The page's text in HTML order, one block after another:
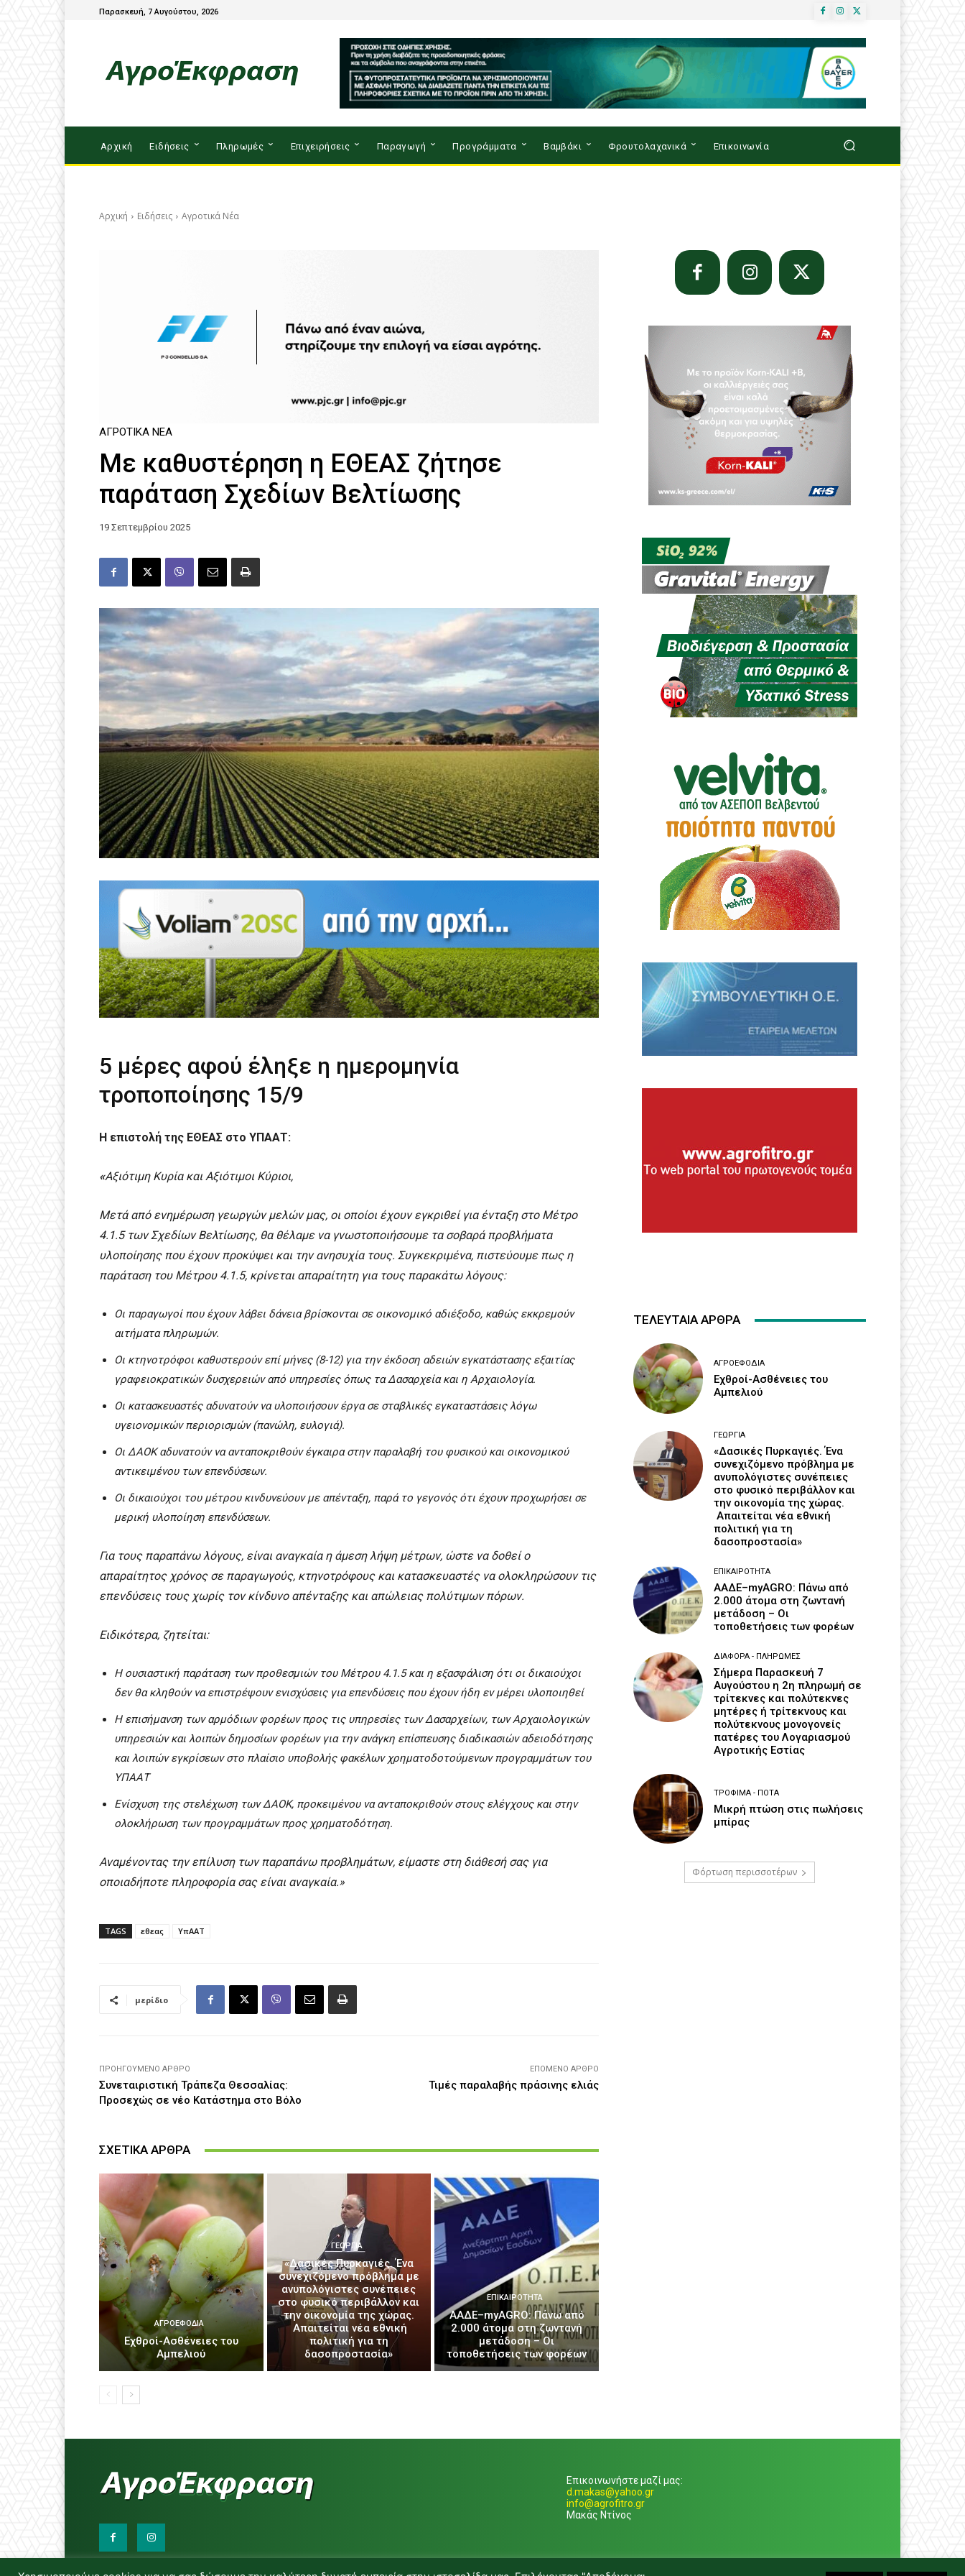
Παρασκευή, 7 Αυγούστου, 2026
Αρχική Ειδήσεις Πληρωμές Επιχειρήσεις Παραγωγή Προγράμματα Βαμβάκι Φρουτολαχανικά Επικοινωνία
Αρχική Ειδήσεις Αγροτικά Νέα
ΑΓΡΟΤΙΚΆ ΝΈΑ
Με καθυστέρηση η ΕΘΕΑΣ ζήτησε
παράταση Σχεδίων Βελτίωσης
19 Σεπτεμβρίου 2025
5 μέρες αφού έληξε η ημερομηνία
τροποποίησης 15/9
Η επιστολή της ΕΘΕΑΣ στο ΥΠΑΑΤ:
«Αξιότιμη Κυρία και Αξιότιμοι Κύριοι,
Μετά από ενημέρωση γεωργών μελών μας, οι οποίοι έχουν εγκριθεί για ένταξη στο Μέτρο
4.1.5 των Σχεδίων Βελτίωσης, θα θέλαμε να γνωστοποιήσουμε τα σοβαρά προβλήματα
υλοποίησης που έχουν προκύψει και την ανησυχία τους. Συγκεκριμένα, πιστεύουμε πως η
παράταση του Μέτρου 4.1.5, κρίνεται απαραίτητη για τους παρακάτω λόγους:
Οι παραγωγοί που έχουν λάβει δάνεια βρίσκονται σε οικονομικό αδιέξοδο, καθώς εκκρεμούν
αιτήματα πληρωμών.
Οι κτηνοτρόφοι καθυστερούν επί μήνες (8-12) για την έκδοση αδειών εγκατάστασης εξαιτίας
γραφειοκρατικών δυσχερειών από υπηρεσίες όπως τα Δασαρχεία και η Αρχαιολογία.
Οι κατασκευαστές αδυνατούν να υλοποιήσουν έργα σε σταβλικές εγκαταστάσεις λόγω
υγειονομικών περιορισμών (πανώλη, ευλογιά).
Οι ΔΑΟΚ αδυνατούν να ανταποκριθούν έγκαιρα στην παραλαβή του φυσικού και οικονομικού
αντικειμένου των επενδύσεων.
Οι δικαιούχοι του μέτρου κινδυνεύουν με απένταξη, παρά το γεγονός ότι έχουν προχωρήσει σε
μερική υλοποίηση επενδύσεων.
Για τους παραπάνω λόγους, είναι αναγκαία η άμεση λήψη μέτρων, ώστε να δοθεί ο
απαραίτητος χρόνος σε παραγωγούς, κτηνοτρόφους και κατασκευαστές να ολοκληρώσουν τις
επενδύσεις τους χωρίς τον κίνδυνο απένταξης και απώλειας πολύτιμων πόρων.
Ειδικότερα, ζητείται:
Η ουσιαστική παράταση των προθεσμιών του Μέτρου 4.1.5 και η εξασφάλιση ότι οι δικαιούχοι
δεν θα κληθούν να επιστρέψουν ενισχύσεις για επενδύσεις που έχουν ήδη εν μέρει υλοποιηθεί
Η επισήμανση των αρμόδιων φορέων προς τις υπηρεσίες των Δασαρχείων, των Αρχαιολογικών
υπηρεσιών και λοιπών δημοσίων φορέων για την ανάγκη επίσπευσης διαδικασιών αδειοδότησης
και λοιπών εγκρίσεων στο πλαίσιο υποβολής φακέλων χρηματοδοτούμενων προγραμμάτων του
ΥΠΑΑΤ
Ενίσχυση της στελέχωση των ΔΑΟΚ, προκειμένου να ανταποκριθούν στους ελέγχους και στην
ολοκλήρωση των προγραμμάτων προς χρηματοδότηση.
Αναμένοντας την επίλυση των παραπάνω προβλημάτων, είμαστε στη διάθεσή σας για
οποιαδήποτε πληροφορία σας είναι αναγκαία.»
TAGS εθεας ΥπΑΑΤ
μερίδιο
ΠΡΟΗΓΟΎΜΕΝΟ ΆΡΘΡΟ
Συνεταιριστική Τράπεζα Θεσσαλίας:
Προσεχώς σε νέο Κατάστημα στο Βόλο
ΕΠΌΜΕΝΟ ΆΡΘΡΟ
Τιμές παραλαβής πράσινης ελιάς
ΣΧΕΤΙΚΑ ΑΡΘΡΑ
ΑΓΡΟΕΦΌΔΙΑ
Εχθροί-Ασθένειες του
Αμπελιού
ΓΕΩΡΓΊΑ
«Δασικές Πυρκαγιές. Ένα
συνεχιζόμενο πρόβλημα με
ανυπολόγιστες συνέπειες
στο φυσικό περιβάλλον και
την οικονομία της χώρας.
Απαιτείται νέα εθνική
πολιτική για τη
δασοπροστασία»
ΕΠΙΚΑΙΡΌΤΗΤΑ
ΑΑΔΕ–myAGRO: Πάνω από
2.000 άτομα στη ζωντανή
μετάδοση – Οι
τοποθετήσεις των φορέων
ΤΕΛΕΥΤΑΙΑ ΑΡΘΡΑ
ΑΓΡΟΕΦΌΔΙΑ
Εχθροί-Ασθένειες του
Αμπελιού
ΓΕΩΡΓΊΑ
«Δασικές Πυρκαγιές. Ένα
συνεχιζόμενο πρόβλημα με
ανυπολόγιστες συνέπειες
στο φυσικό περιβάλλον και
την οικονομία της χώρας.
Απαιτείται νέα εθνική
πολιτική για τη
δασοπροστασία»
ΕΠΙΚΑΙΡΌΤΗΤΑ
ΑΑΔΕ–myAGRO: Πάνω από
2.000 άτομα στη ζωντανή
μετάδοση – Οι
τοποθετήσεις των φορέων
ΔΙΆΦΟΡΑ - ΠΛΗΡΩΜΈΣ
Σήμερα Παρασκευή 7
Αυγούστου η 2η πληρωμή σε
τρίτεκνες και πολύτεκνες
μητέρες ή τρίτεκνους και
πολύτεκνους μονογονείς
πατέρες του Λογαριασμού
Αγροτικής Εστίας
ΤΡΌΦΙΜΑ - ΠΟΤΆ
Μικρή πτώση στις πωλήσεις
μπίρας
Φόρτωση περισσοτέρων
Επικοινωνήστε μαζί μας:
d.makas@yahoo.gr
info@agrofitro.gr
Μακάς Ντίνος